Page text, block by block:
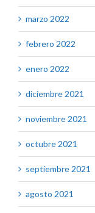
marzo 2022
febrero 2022
enero 2022
diciembre 2021
noviembre 2021
octubre 2021
septiembre 2021
agosto 2021